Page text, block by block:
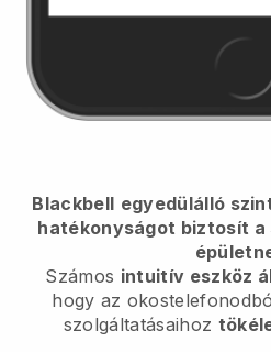
Blackbell egyedülálló
hatékonyságot biztosít
Számos intuitív eszköz
hogy az
szolgáltatásaihoz